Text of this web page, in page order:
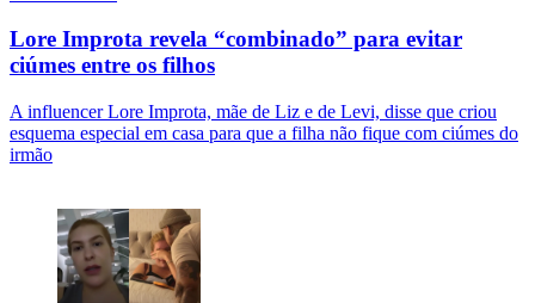
Lore Improta revela “combinado” para evitar
ciúmes entre os filhos
A influencer Lore Improta, mãe de Liz e de Levi, disse que criou
esquema especial em casa para que a filha não fique com ciúmes do
irmão